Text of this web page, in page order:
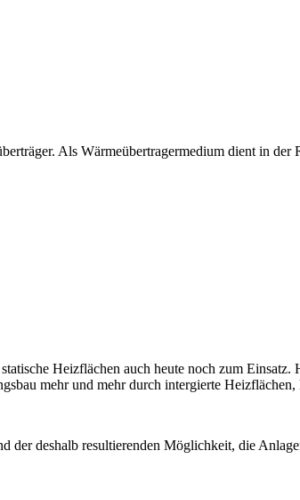
Als Wärmeübertragermedium dient in
Heizflächen auch heute noch zum
mehr und mehr durch intergierte
der deshalb resultierenden Möglichkeit, die